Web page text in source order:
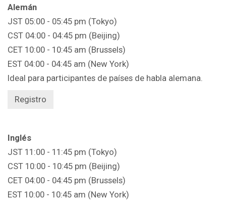
Alemán
JST 05:00 - 05:45 pm (Tokyo)
CST 04:00 - 04:45 pm (Beijing)
CET 10:00 - 10:45 am (Brussels)
EST 04:00 - 04:45 am (New York)
Ideal para participantes de países de habla alemana.
Registro
Inglés
JST 11:00 - 11:45 pm (Tokyo)
CST 10:00 - 10:45 pm (Beijing)
CET 04:00 - 04:45 pm (Brussels)
EST 10:00 - 10:45 am (New York)